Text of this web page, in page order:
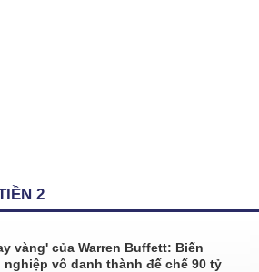
2
vàng' của Warren Buffett: Biến
nghiệp vô danh thành đế chế 90 tỷ